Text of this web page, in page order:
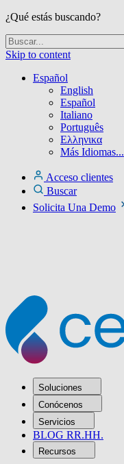
¿Qué estás buscando?
Skip to content
Español
English
Español
Italiano
Português
Ελληνικα
Más Idiomas...
Acceso clientes
Buscar
Solicita Una Demo
Soluciones
Conócenos
Servicios
BLOG RR.HH.
Recursos